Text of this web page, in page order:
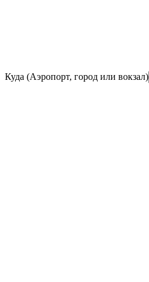
Куда (Аэропорт, город или вокзал)